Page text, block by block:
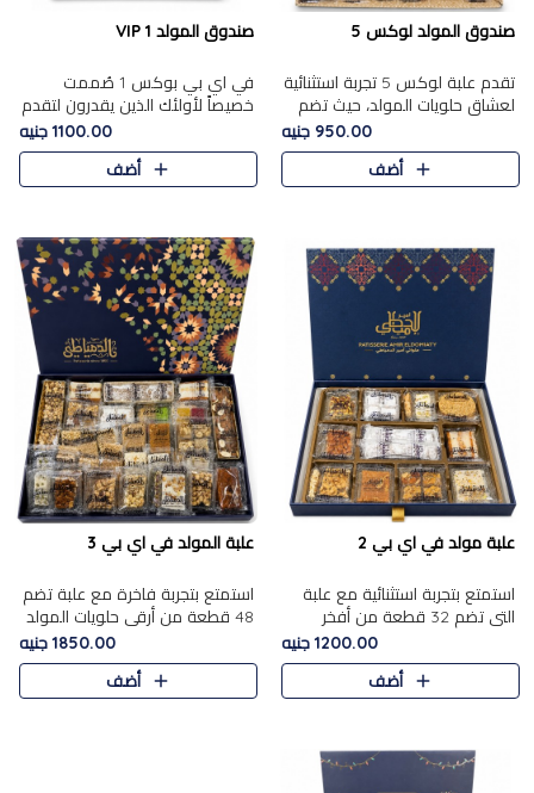
صندوق المولد لوكس 5
تقدم علبة لوكس 5 تجربة استثنائية
لعشاق حلويات المولد، حيث تضم
42 قطعة من تشكيلة فاخرة تجمع
بين أشهر الأصناف التقليدية وأصناف
مميزة مختارة بع..
950.00 جنيه
أضف
صندوق المولد VIP 1
في اي بي بوكس 1 صُممت
خصيصاً لأولئك الذين يقدرون لتقدم
تجربة استثنائية بوكس تجمع بين
أفخر حلويات المولد المصري مع
تشكيلة مختارة من الأصناف ..
1100.00 جنيه
أضف
علبة مولد في اي بي 2
استمتع بتجربة استثنائية مع علبة
التي تضم 32 قطعة من أفخر
حلويات المولد الشرقية، في تشكيلة
تجمع بين الأصالة والاختيارات
الفاخرة. تحتوي العلبة..
1200.00 جنيه
أضف
علبة المولد في اي بي 3
استمتع بتجربة فاخرة مع علبة تضم
48 قطعة من أرقى حلويات المولد
الشرقية، في تشكيلة تجمع بين
الأصناف التقليدية الفاخرة والاختيارات
1850.00 جنيه
أضف